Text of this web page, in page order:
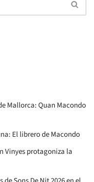
Mallorca: Quan Macondo
El librero de Macondo
Vinyes protagoniza la